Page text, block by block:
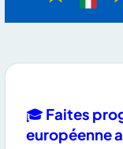
🎓 Faites
européenne